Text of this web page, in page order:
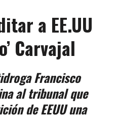
a EE.UU
Carvajal
Francisco
al tribunal que
de EEUU una